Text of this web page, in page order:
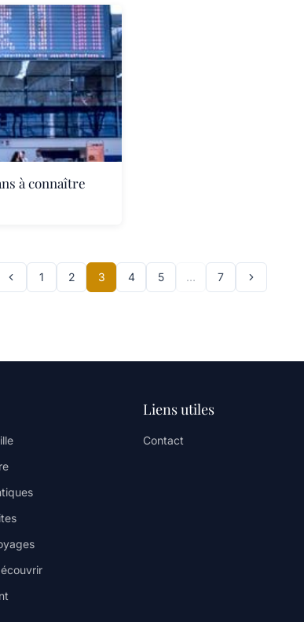
à connaître
1 2 3 4 5 … 7
Liens utiles
Contact